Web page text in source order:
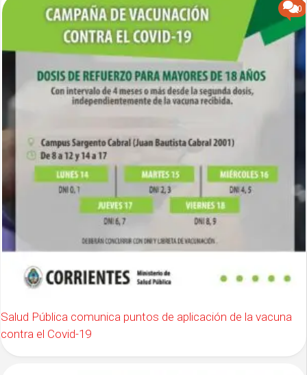
0
Salud Pública comunica puntos de aplicación de la vacuna
contra el Covid-19